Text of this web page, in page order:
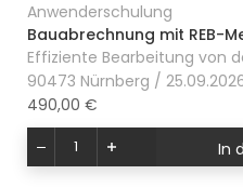
Anwenderschulung
Bauabrechnung mit REB-
Effiziente Bearbeitung von
90473 Nürnberg /
490,00 €
In